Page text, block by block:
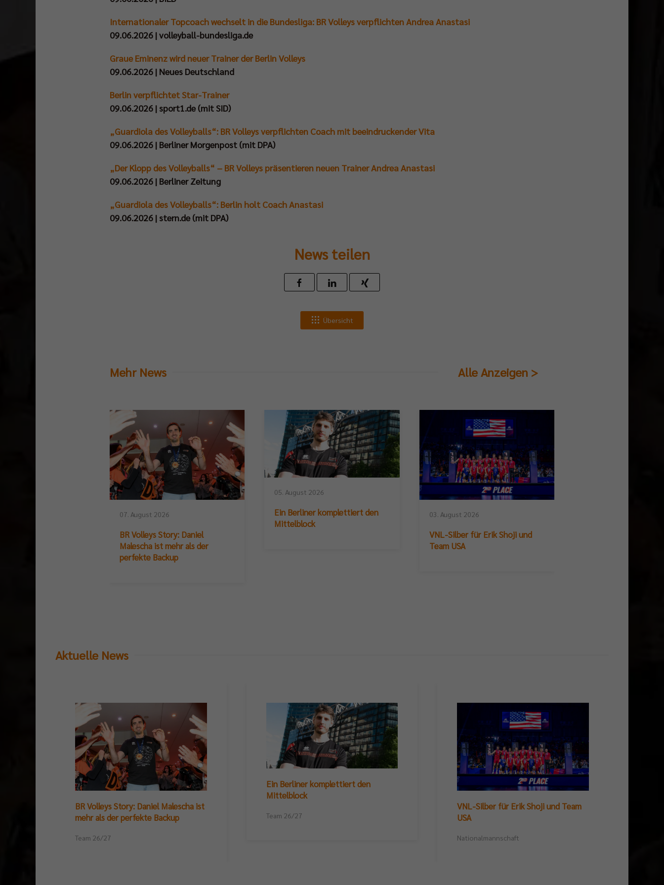
Internationaler Topcoach wechselt in die Bundesliga: BR Volleys verpflichten Andrea Anastasi
09.06.2026 | volleyball-bundesliga.de
Graue Eminenz wird neuer Trainer der Berlin Volleys
09.06.2026 | Neues Deutschland
Berlin verpflichtet Star-Trainer
09.06.2026 | sport1.de (mit SID)
„Guardiola des Volleyballs“: BR Volleys verpflichten Coach mit beeindruckender Vita
09.06.2026 | Berliner Morgenpost (mit DPA)
„Der Klopp des Volleyballs“ – BR Volleys präsentieren neuen Trainer Andrea Anastasi
09.06.2026 | Berliner Zeitung
„Guardiola des Volleyballs“: Berlin holt Coach Anastasi
09.06.2026 | stern.de (mit DPA)
News teilen
Übersicht
Mehr News Alle Anzeigen >
07. August 2026
BR Volleys Story: Daniel
Malescha ist mehr als der
perfekte Backup
05. August 2026
Ein Berliner komplettiert den
Mittelblock
03. August 2026
VNL-Silber für Erik Shoji und
Team USA
Aktuelle News
BR Volleys Story: Daniel Malescha ist
mehr als der perfekte Backup
Team 26/27
Ein Berliner komplettiert den
Mittelblock
Team 26/27
VNL-Silber für Erik Shoji und Team
USA
Nationalmannschaft